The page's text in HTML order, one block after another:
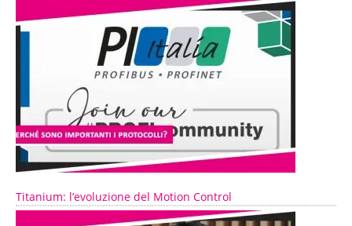
Titanium: l’evoluzione del Motion Control